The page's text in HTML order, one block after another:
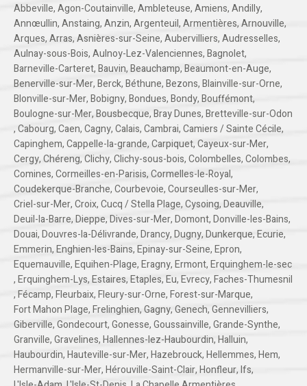
Abbeville,Agon-Coutainville,Ambleteuse,Amiens,Andilly,
Annœullin,Anstaing,Anzin,Argenteuil,Armentières,Arnouville,
Arques,Arras,Asnières-sur-Seine,Aubervilliers,Audresselles,
Aulnay-sous-Bois,Aulnoy-Lez-Valenciennes,Bagnolet,
Barneville-Carteret,Bauvin,Beauchamp,Beaumont-en-Auge,
Benerville-sur-Mer,Berck,Béthune,Bezons,Blainville-sur-Orne,
Blonville-sur-Mer,Bobigny,Bondues,Bondy,Bouffémont,
Boulogne-sur-Mer,Bousbecque,Bray Dunes,Bretteville-sur-Odon
,Cabourg,Caen,Cagny,Calais,Cambrai,Camiers / Sainte Cécile,
Capinghem,Cappelle-la-grande,Carpiquet,Cayeux-sur-Mer,
Cergy,Chéreng,Clichy,Clichy-sous-bois,Colombelles,Colombes,
Comines,Cormeilles-en-Parisis,Cormelles-le-Royal,
Coudekerque-Branche,Courbevoie,Courseulles-sur-Mer,
Criel-sur-Mer,Croix,Cucq / Stella Plage,Cysoing,Deauville,
Deuil-la-Barre,Dieppe,Dives-sur-Mer,Domont,Donville-les-Bains,
Douai,Douvres-la-Délivrande,Drancy,Dugny,Dunkerque,Ecurie,
Emmerin,Enghien-les-Bains,Epinay-sur-Seine,Epron,
Equemauville,Equihen-Plage,Eragny,Ermont,Erquinghem-le-sec
,Erquinghem-Lys,Estaires,Etaples,Eu,Evrecy,Faches-Thumesnil
,Fécamp,Fleurbaix,Fleury-sur-Orne,Forest-sur-Marque,
Fort Mahon Plage,Frelinghien,Gagny,Genech,Gennevilliers,
Giberville,Gondecourt,Gonesse,Goussainville,Grande-Synthe,
Granville,Gravelines,Hallennes-lez-Haubourdin,Halluin,
Haubourdin,Hauteville-sur-Mer,Hazebrouck,Hellemmes,Hem,
Hermanville-sur-Mer,Hérouville-Saint-Clair,Honfleur,Ifs,